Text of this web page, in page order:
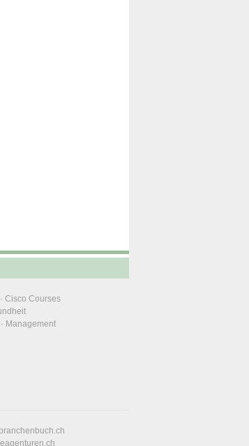
· Cisco Courses
· Management
branchenbuch.ch